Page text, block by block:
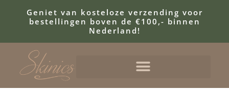
Geniet van kosteloze verzending voor
bestellingen boven de €100,- binnen
Nederland!